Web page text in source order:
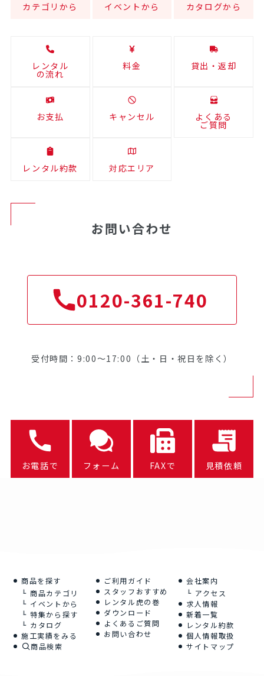
カテゴリから イベントから カタログから
レンタル
の流れ
料金 貸出・返却
お支払 キャンセル よくある
ご質問
レンタル約款 対応エリア
お問い合わせ
0120-361-740
受付時間：9:00～17:00（土・日・祝日を除く）
お電話で フォーム FAXで 見積依頼
商品を探す
商品カテゴリ
イベントから
特集から探す
カタログ
施工実績をみる
商品検索
ご利用ガイド
スタッフおすすめ
レンタル虎の巻
ダウンロード
よくあるご質問
お問い合わせ
会社案内
アクセス
求人情報
新着一覧
レンタル約款
個人情報取扱
サイトマップ